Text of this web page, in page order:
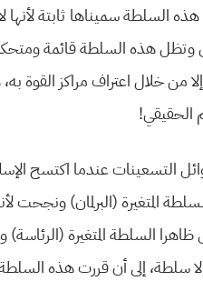
السلطة سمیناها ثابتة
وتظل هذه السلطة قائمة
خلال اعتراف مراكز القوة به،
الحقیقي!
التسعینات عندما اكتسح
المتغیرة (البرلمان) ونجحت
ظاهرا السلطة المتغیرة
سلطة، إلى أن قررت هذه